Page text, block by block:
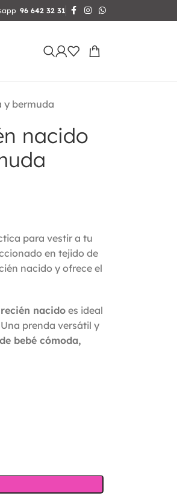
96 642 32 31
y bermuda
nacido
para vestir a tu
en tejido de
nacido y ofrece el
nacidoes ideal
prenda versátil y
bebé cómoda,